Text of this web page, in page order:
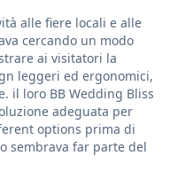
alle fiere locali e alle
cercando un modo
ai visitatori la
leggeri ed ergonomici,
il loro BB Wedding Bliss
adeguata per
options prima di
sembrava far parte del